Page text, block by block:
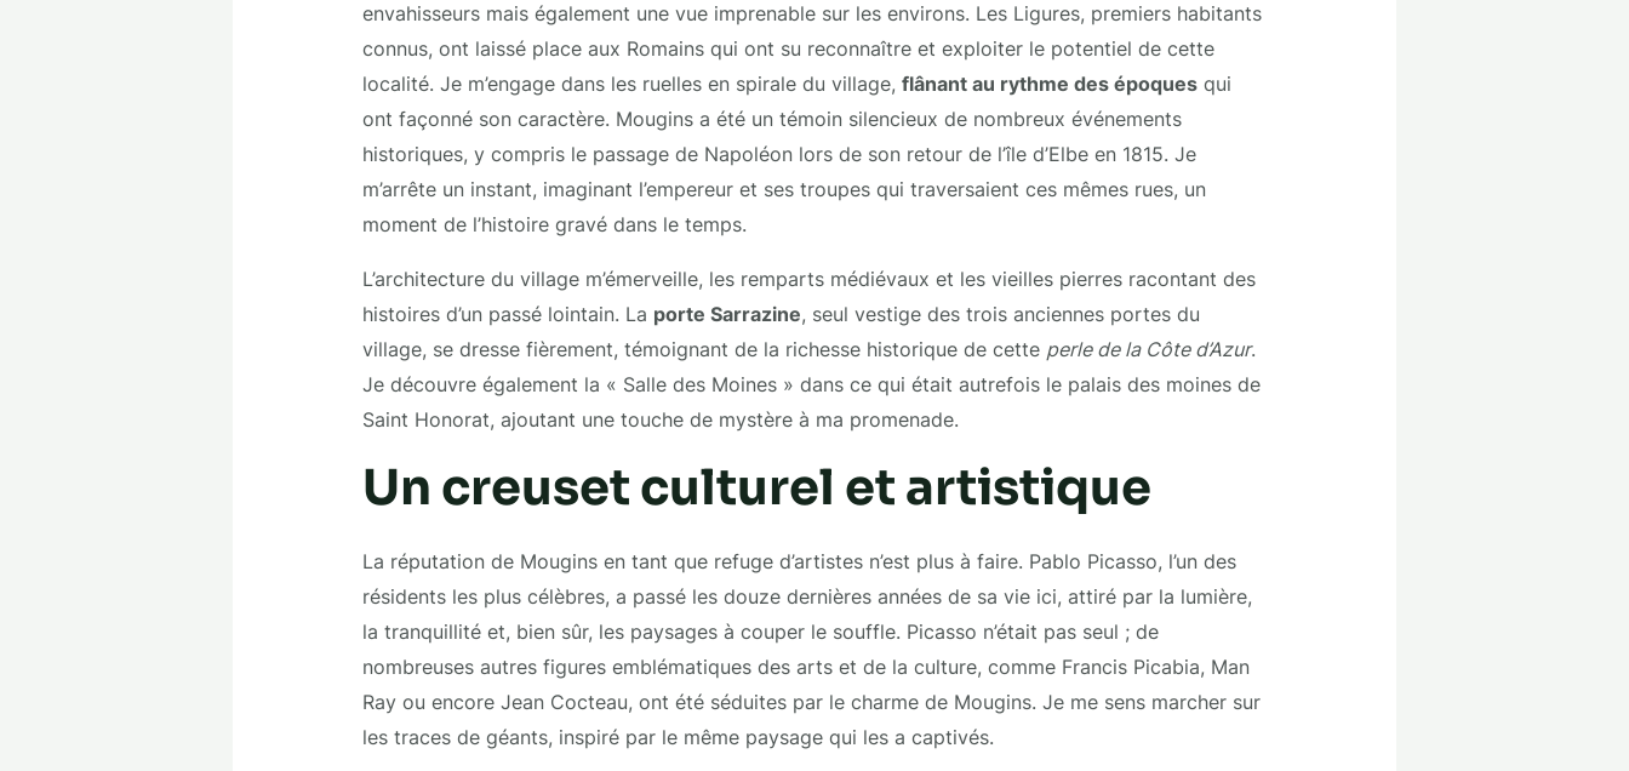
envahisseurs mais également une vue imprenable sur les environs. Les Ligures, premiers habitants
connus, ont laissé place aux Romains qui ont su reconnaître et exploiter le potentiel de cette
localité. Je m’engage dans les ruelles en spirale du village, flânant au rythme des époquesqui
ont façonné son caractère. Mougins a été un témoin silencieux de nombreux événements
historiques, y compris le passage de Napoléon lors de son retour de l’île d’Elbe en 1815. Je
m’arrête un instant, imaginant l’empereur et ses troupes qui traversaient ces mêmes rues, un
moment de l’histoire gravé dans le temps.
L’architecture du village m’émerveille, les remparts médiévaux et les vieilles pierres racontant des
histoires d’un passé lointain. La porte Sarrazine, seul vestige des trois anciennes portes du
village, se dresse fièrement, témoignant de la richesse historique de cette perle de la Côte d’Azur.
Je découvre également la « Salle des Moines » dans ce qui était autrefois le palais des moines de
Saint Honorat, ajoutant une touche de mystère à ma promenade.
Un creuset culturel et artistique
La réputation de Mougins en tant que refuge d’artistes n’est plus à faire. Pablo Picasso, l’un des
résidents les plus célèbres, a passé les douze dernières années de sa vie ici, attiré par la lumière,
la tranquillité et, bien sûr, les paysages à couper le souffle. Picasso n’était pas seul ; de
nombreuses autres figures emblématiques des arts et de la culture, comme Francis Picabia, Man
Ray ou encore Jean Cocteau, ont été séduites par le charme de Mougins. Je me sens marcher sur
les traces de géants, inspiré par le même paysage qui les a captivés.